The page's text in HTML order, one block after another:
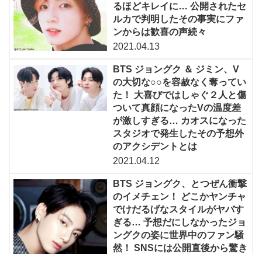
るほどキレイに… 公開されたセ
ルカで判明したその事実にファ
ンからは歓喜の声続々
2021.04.13
BTS ジョングク ＆ ジミン、V
の大切な○○を容赦なく奪ってい
た！ 大喜びではしゃぐ２人と傷
ついて真顔になったVの温度差
が激しすぎる… カオスになった
スタジオで発生したその予想外
のアクシデントとは
2021.04.12
BTS ジョングク、とつぜん衝撃
のイメチェン！ どこかヤンチャ
でけだるげなスタイルがヤバす
ぎる… 予想だにしなかったジョ
ングクの姿に世界中のファン騒
然！ SNSには公開直後から驚き